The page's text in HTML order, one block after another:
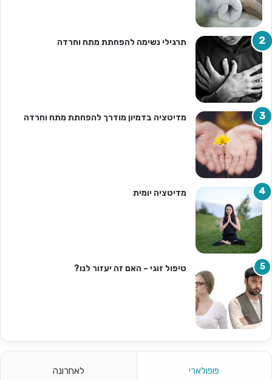
תרגילי נשימה להפחתת מתח וחרדה
מדיטציה בדמיון מודרך להפחתת מתח וחרדה
מדיטציה יומית
טיפול זוגי – האם זה יעזור לנו?
פופולארי לאחרונה